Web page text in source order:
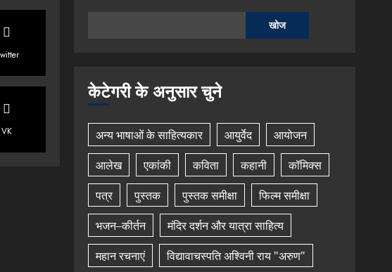
VK
खोज
केटेगरी के अनुसार चुने
अन्य भाषाओं के साहित्यकार आयुर्वेद
आयोजन
आलेख
एकांकी कविता कहानी
कॉमिक्स
पत्र
पुस्तक पुस्तक समीक्षा
फिल्म समीक्षा
भजन–कीर्तन
मंदिर दर्शन और यात्रा साहित्य
महान रचनाएं
विद्यावाचस्पति अश्विनी राय "अरुण"